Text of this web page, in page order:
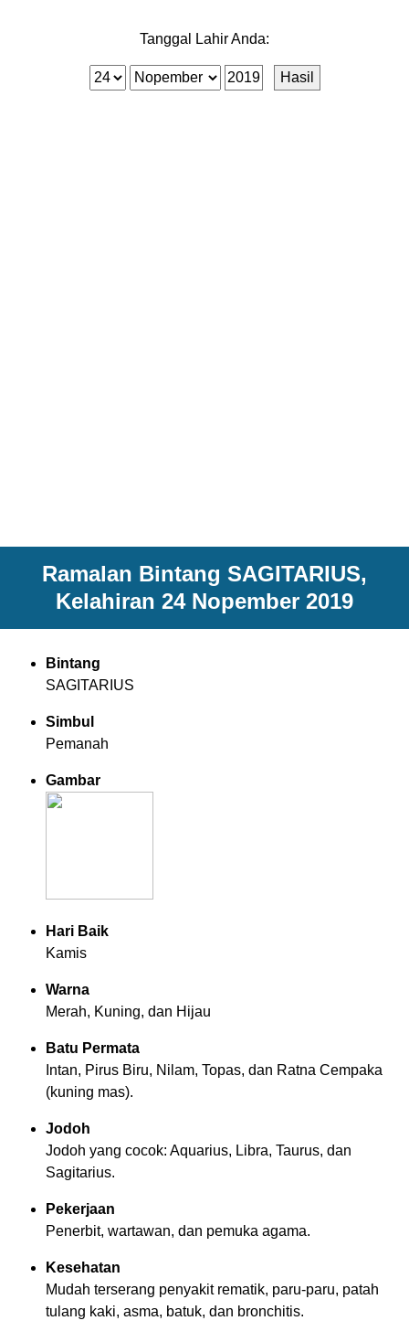
Tanggal Lahir Anda:
Ramalan Bintang SAGITARIUS,
Kelahiran 24 Nopember 2019
Bintang
SAGITARIUS
Simbul
Pemanah
Gambar
Hari Baik
Kamis
Warna
Merah, Kuning, dan Hijau
Batu Permata
Intan, Pirus Biru, Nilam, Topas, dan Ratna Cempaka
(kuning mas).
Jodoh
Jodoh yang cocok: Aquarius, Libra, Taurus, dan
Sagitarius.
Pekerjaan
Penerbit, wartawan, dan pemuka agama.
Kesehatan
Mudah terserang penyakit rematik, paru-paru, patah
tulang kaki, asma, batuk, dan bronchitis.